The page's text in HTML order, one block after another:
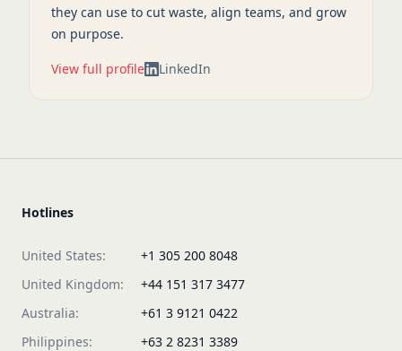
they can use to cut waste, align teams, and grow
on purpose.
View full profile LinkedIn
Hotlines
United States:
+1 305 200 8048
United Kingdom:
+44 151 317 3477
Australia:
+61 3 9121 0422
Philippines:
+63 2 8231 3389